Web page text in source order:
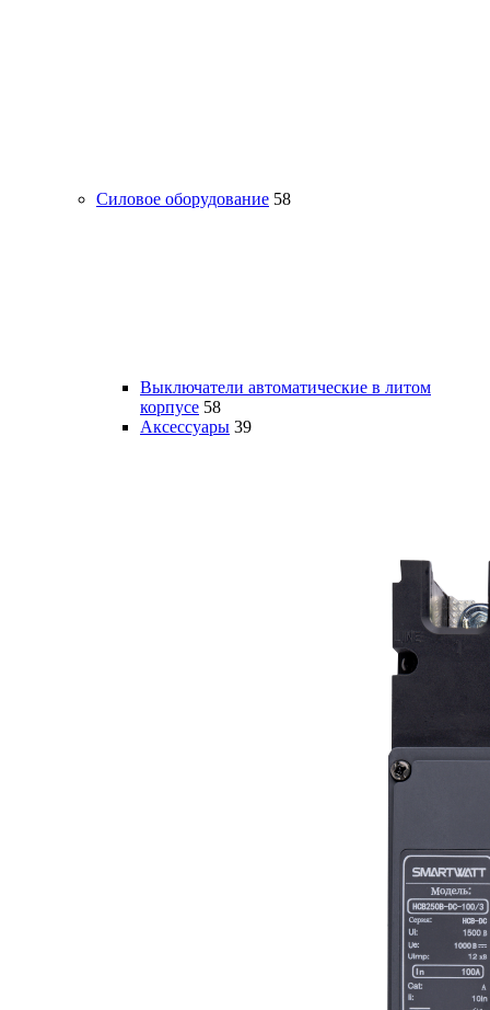
Силовое оборудование 58
Выключатели автоматические в литом
корпусе 58
Аксессуары 39